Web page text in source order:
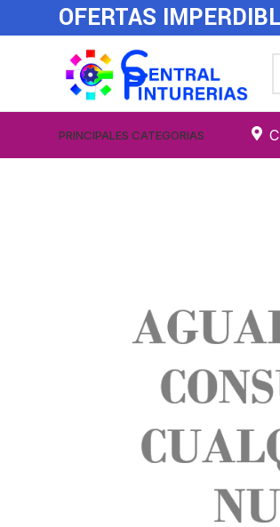
OFERTAS
PRINCIPALES CATEGORIAS